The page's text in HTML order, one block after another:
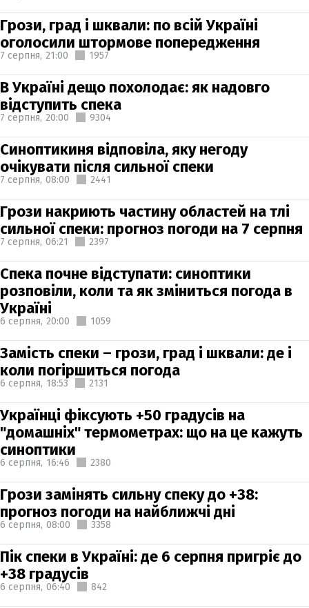
Грози, град і шквали: по всій Україні
оголосили штормове попередження
7 серпня, 21:00 1957
В Україні дещо похолодає: як надовго
відступить спека
7 серпня, 20:00 9304
Синоптикиня відповіла, яку негоду
очікувати після сильної спеки
7 серпня, 08:00 2441
Грози накриють частину областей на тлі
сильної спеки: прогноз погоди на 7 серпня
7 серпня, 06:21 2397
Спека почне відступати: синоптики
розповіли, коли та як зміниться погода в
Україні
6 серпня, 20:00 1059
Замість спеки – грози, град і шквали: де і
коли погіршиться погода
6 серпня, 18:53 2131
Українці фіксують +50 градусів на
"домашніх" термометрах: що на це кажуть
синоптики
6 серпня, 16:46 2380
Грози замінять сильну спеку до +38:
прогноз погоди на найближчі дні
6 серпня, 08:00 3358
Пік спеки в Україні: де 6 серпня пригріє до
+38 градусів
6 серпня, 06:40 842